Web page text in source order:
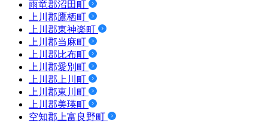
雨竜郡沼田町
上川郡鷹栖町
上川郡東神楽町
上川郡当麻町
上川郡比布町
上川郡愛別町
上川郡上川町
上川郡東川町
上川郡美瑛町
空知郡上富良野町